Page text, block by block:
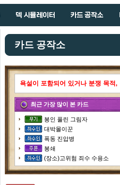
덱 시뮬레이터 카드 공작소
카드 공작소
욕설이 포함되어 있거나 분쟁 목적
최근 가장 많이 본 카드
봉인 풀린 그림자
대박몰이꾼
폭동 진압병
봉쇄
(장소)고위험 죄수 수용소